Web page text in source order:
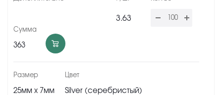
3.63
363
25мм х 7мм Silver (серебристый)